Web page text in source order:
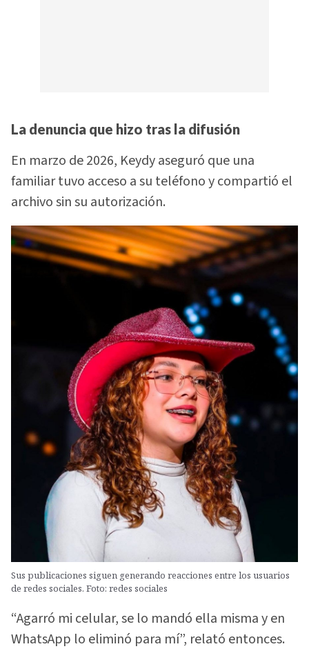
La denuncia que hizo tras la difusión
En marzo de 2026, Keydy aseguró que una
familiar tuvo acceso a su teléfono y compartió el
archivo sin su autorización.
Sus publicaciones siguen generando reacciones entre los usuarios
de redes sociales. Foto: redes sociales
“Agarró mi celular, se lo mandó ella misma y en
WhatsApp lo eliminó para mí”, relató entonces.